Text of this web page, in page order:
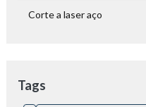
Corte a laser aço
industriais
Tags